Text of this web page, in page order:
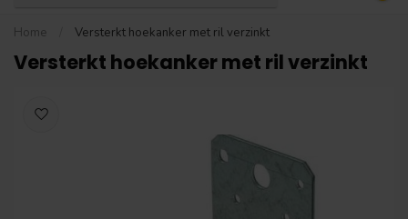
Home Versterkt hoekanker met ril verzinkt
Versterkt hoekanker met ril verzinkt